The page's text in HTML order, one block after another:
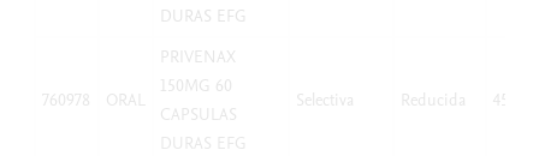
DURAS EFG
760978 ORAL
PRIVENAX
150MG 60
CAPSULAS
DURAS EFG
Selectiva Reducida 45,08